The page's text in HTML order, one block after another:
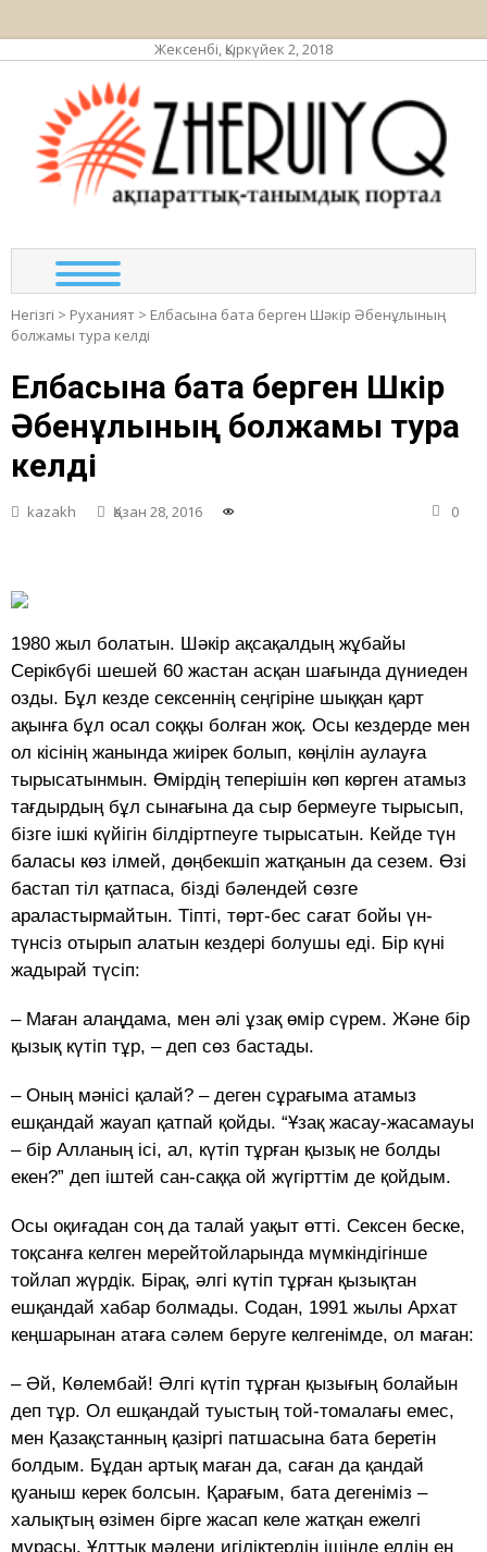
Жексенбі, Қыркүйек 2, 2018
Негізгі > Руханият > Елбасына бата берген Шәкір Әбенұлының
болжамы тура келді
Елбасына бата берген Шәкір
Әбенұлының болжамы тура
келді
kazakh Қазан 28, 2016 0
1980 жыл болатын. Шәкір ақсақалдың жұбайы
Серікбүбі шешей 60 жастан асқан шағында дүниеден
озды. Бұл кезде сексеннің сеңгіріне шыққан қарт
ақынға бұл осал соққы болған жоқ. Осы кездерде мен
ол кісінің жанында жиірек болып, көңілін аулауға
тырысатынмын. Өмірдің теперішін көп көрген атамыз
тағдырдың бұл сынағына да сыр бермеуге тырысып,
бізге ішкі күйігін білдіртпеуге тырысатын. Кейде түн
баласы көз ілмей, дөңбекшіп жатқанын да сезем. Өзі
бастап тіл қатпаса, бізді бәлендей сөзге
араластырмайтын. Тіпті, төрт-бес сағат бойы үн-
түнсіз отырып алатын кездері болушы еді. Бір күні
жадырай түсіп:
– Маған алаңдама, мен әлі ұзақ өмір сүрем. Және бір
қызық күтіп тұр, – деп сөз бастады.
– Оның мәнісі қалай? – деген сұрағыма атамыз
ешқандай жауап қатпай қойды. “Ұзақ жасау-жасамауы
– бір Алланың ісі, ал, күтіп тұрған қызық не болды
екен?” деп іштей сан-саққа ой жүгірттім де қойдым.
Осы оқиғадан соң да талай уақыт өтті. Сексен беске,
тоқсанға келген мерейтойларында мүмкіндігінше
тойлап жүрдік. Бірақ, әлгі күтіп тұрған қызықтан
ешқандай хабар болмады. Содан, 1991 жылы Архат
кеңшарынан атаға сәлем беруге келгенімде, ол маған:
– Әй, Көлембай! Әлгі күтіп тұрған қызығың болайын
деп тұр. Ол ешқандай туыстың той-томалағы емес,
мен Қазақстанның қазіргі патшасына бата беретін
болдым. Бұдан артық маған да, саған да қандай
қуаныш керек болсын. Қарағым, бата дегеніміз –
халықтың өзімен бірге жасап келе жатқан ежелгі
мұрасы. Ұлттық мәдени игіліктердің ішінде елдің ең